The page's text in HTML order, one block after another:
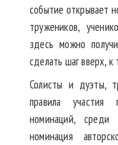
событие открывает
тружеников,
здесь можно
сделать шаг вверх, к
Солисты и дуэты,
правила участия
номинаций, среди
номинация